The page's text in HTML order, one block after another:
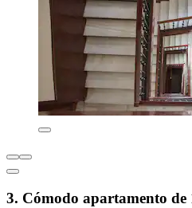
3. Cómodo apartamento